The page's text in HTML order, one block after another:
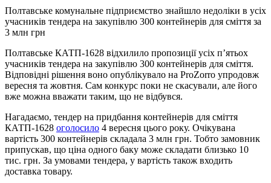
Полтавське комунальне підприємство знайшло недоліки в усіх
учасників тендера на закупівлю 300 контейнерів для сміття за
3 млн грн
Полтавське КАТП-1628 відхилило пропозиції усіх п’ятьох
учасників тендера на закупівлю 300 контейнерів для сміття.
Відповідні рішення воно опублікувало на ProZorro упродовж
вересня та жовтня. Сам конкурс поки не скасували, але його
вже можна вважати таким, що не відбувся.
Нагадаємо, тендер на придбання контейнерів для сміття
КАТП-1628 оголосило 4 вересня цього року. Очікувана
вартість 300 контейнерів складала 3 млн грн. Тобто замовник
припускав, що ціна одного баку може складати близько 10
тис. грн. За умовами тендера, у вартість також входить
доставка товару.